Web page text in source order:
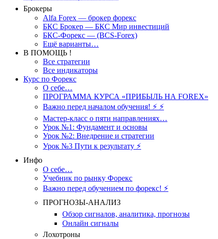
Брокеры
Alfa Forex — брокер форекс
БКС Брокер — БКС Мир инвестиций
БКС-Форекс — (BCS-Forex)
Ещё варианты…
В ПОМОЩЬ !
Все стратегии
Все индикаторы
Курс по Форекс
О себе…
ПРОГРАММА КУРСА «ПРИБЫЛЬ НА FOREX»
Важно перед началом обучения! ⚡ ⚡
Мастер-класс о пяти направлениях…
Урок №1: Фундамент и основы
Урок №2: Внедрение и стратегии
Урок №3 Пути к результату ⚡️
Инфо
О себе…
Учебник по рынку Форекс
Важно перед обучением по форекс! ⚡
ПРОГНОЗЫ-АНАЛИЗ
Обзор сигналов, аналитика, прогнозы
Онлайн сигналы
Лохотроны